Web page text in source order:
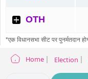
Home Election